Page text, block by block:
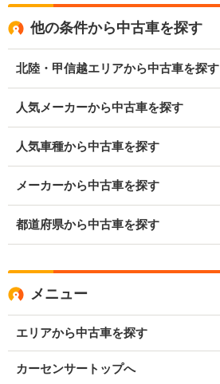
他の条件から中古車を探す
北陸・甲信越エリアから中古車を探す
人気メーカーから中古車を探す
人気車種から中古車を探す
メーカーから中古車を探す
都道府県から中古車を探す
メニュー
エリアから中古車を探す
カーセンサートップへ